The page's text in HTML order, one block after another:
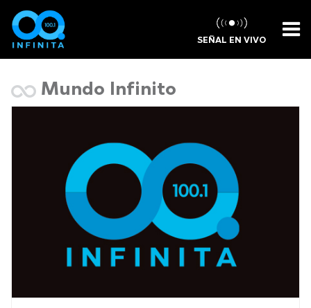
SEÑAL EN VIVO
Mundo Infinito